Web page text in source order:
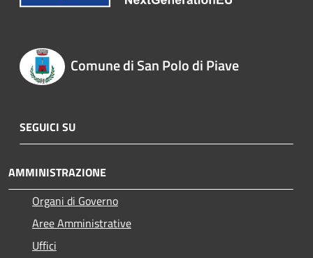
Comune di San Polo di Piave
SEGUICI SU
AMMINISTRAZIONE
Organi di Governo
Aree Amministrative
Uffici